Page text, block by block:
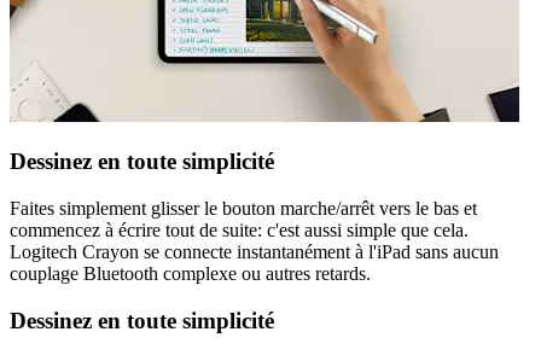
Dessinez en toute simplicité
Faites simplement glisser le bouton marche/arrêt vers le bas et
commencez à écrire tout de suite: c'est aussi simple que cela.
Logitech Crayon se connecte instantanément à l'iPad sans aucun
couplage Bluetooth complexe ou autres retards.
Dessinez en toute simplicité